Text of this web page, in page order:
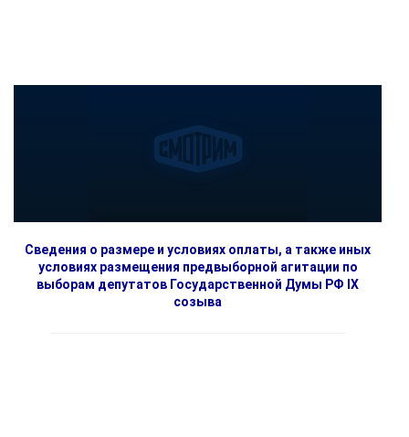
Сведения о размере и условиях оплаты, а также иных
условиях размещения предвыборной агитации по
выборам депутатов Государственной Думы РФ IX
созыва